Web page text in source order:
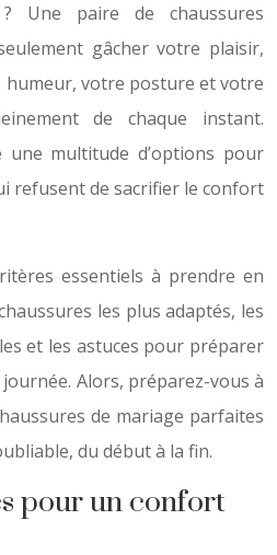
Une paire de chaussures
gâcher votre plaisir,
humeur, votre posture et votre
de chaque instant.
une multitude d’options pour
refusent de sacrifier le confort
essentiels à prendre en
les plus adaptés, les
et les astuces pour préparer
Alors, préparez-vous à
de mariage parfaites
du début à la fin.
pour un confort